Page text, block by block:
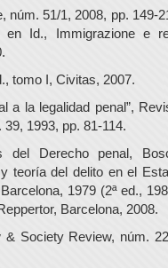
núm. 51/1, 2008, pp. 149-
en Id., Immigrazione e
tomo I, Civitas, 2007.
a la legalidad penal”,
1993, pp. 81-114.
Derecho penal,
teoría del delito en el
1979 (2ª ed.,
Barcelona, 2008.
& Society Review, núm.